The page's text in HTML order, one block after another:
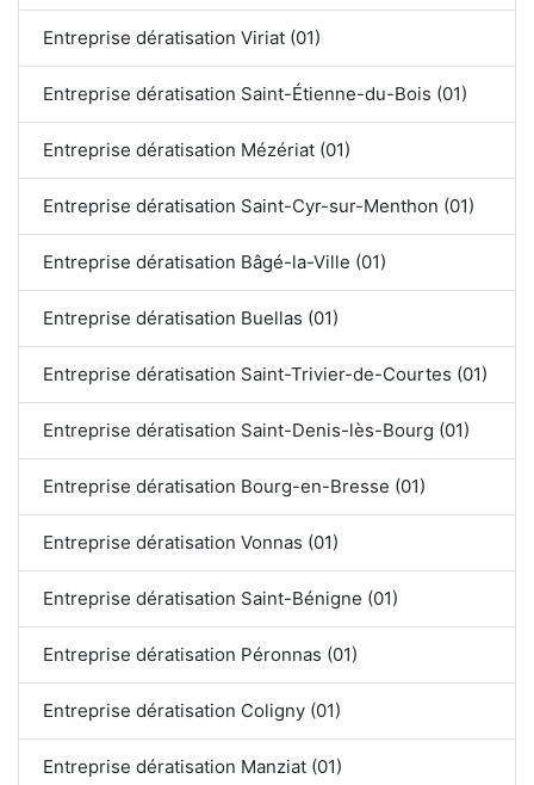
Entreprise dératisation Viriat (01)
Entreprise dératisation Saint-Étienne-du-Bois (01)
Entreprise dératisation Mézériat (01)
Entreprise dératisation Saint-Cyr-sur-Menthon (01)
Entreprise dératisation Bâgé-la-Ville (01)
Entreprise dératisation Buellas (01)
Entreprise dératisation Saint-Trivier-de-Courtes (01)
Entreprise dératisation Saint-Denis-lès-Bourg (01)
Entreprise dératisation Bourg-en-Bresse (01)
Entreprise dératisation Vonnas (01)
Entreprise dératisation Saint-Bénigne (01)
Entreprise dératisation Péronnas (01)
Entreprise dératisation Coligny (01)
Entreprise dératisation Manziat (01)